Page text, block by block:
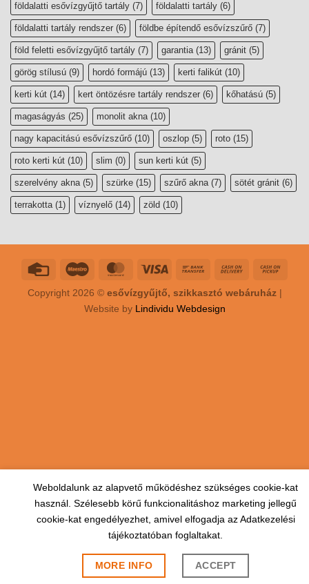
földalatti esővízgyűjtő tartály (7) földalatti tartály (6)
földalatti tartály rendszer (6) földbe építendő esővízszűrő (7)
föld feletti esővízgyűjtő tartály (7) garantia(13) gránit (5)
görög stílusú (9) hordó formájú (13) kerti falikút (10)
kerti kút (14) kert öntözésre tartály rendszer (6) kőhatású (5)
magaságyás (25) monolit akna(10)
nagy kapacitású esővízszűrő (10) oszlop (5) roto (15)
roto kerti kút (10) slim (0) sun kerti kút (5)
szerelvény akna(5) szürke (15) szűrő akna(7) sötét gránit (6)
terrakotta(1) víznyelő (14) zöld (10)
Copyright 2026 © esővízgyűjtő, szikkasztó webáruház|
Website by Lindividu Webdesign
Weboldalunk az alapvető működéshez szükséges cookie-kat
használ. Szélesebb körű funkcionalitáshoz marketing jellegű
cookie-kat engedélyezhet, amivel elfogadja az Adatkezelési
tájékoztatóban foglaltakat.
MORE INFO ACCEPT